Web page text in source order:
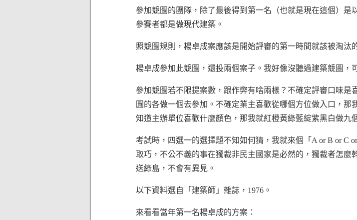
參加競圖的團隊，除了最後得到第一名（也就是現在這個）
參賽者都是做現代建築。
照競圖規則，楊卓成案應該是開始評審的第一時間就該被淘汰
楊卓成參加此競圖，還投兩個案子。我好像沒聽過建築競圖，
參加競圖若不限提案數，跟作弊有啥兩樣？不確定評審口味
圓的各做一個去參加。不確定業主喜歡從哪個方位做入口，
知道主辦單位喜歡什麼顏色，那我就紅橙黃綠藍綻紫黑白做九
考試時，四選一的選擇題不知如何猜，我就來個「A or B or C
取巧，不公不義的事在獨裁非民主國家是必然的，獨裁者怎
送綠島，不會有異見。
以下資料選自「建築師」雜誌，1976。
來看看當年第一名楊卓成的方案：